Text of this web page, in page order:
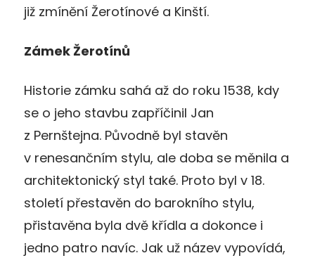
již zmínění Žerotínové a Kinští.
Zámek Žerotínů
Historie zámku sahá až do roku 1538, kdy
se o jeho stavbu zapříčinil Jan
z Pernštejna. Původně byl stavěn
v renesančním stylu, ale doba se měnila a
architektonický styl také. Proto byl v 18.
století přestavěn do barokního stylu,
přistavěna byla dvě křídla a dokonce i
jedno patro navíc. Jak už název vypovídá,